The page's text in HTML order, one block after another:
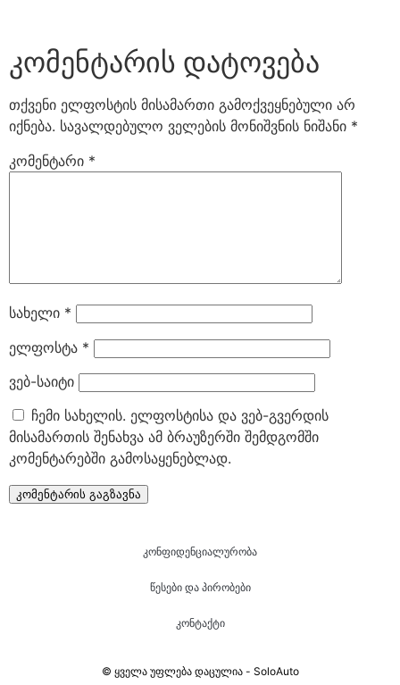
კომენტარის დატოვება
თქვენი ელფოსტის მისამართი გამოქვეყნებული არ
იქნება. სავალდებულო ველების მონიშვნის ნიშანი *
კომენტარი *
სახელი *
ელფოსტა *
ვებ-საიტი
ჩემი სახელის. ელფოსტისა და ვებ-გვერდის
მისამართის შენახვა ამ ბრაუზერში შემდგომში
კომენტარებში გამოსაყენებლად.
კონფიდენციალურობა
წესები და პირობები
კონტაქტი
© ყველა უფლება დაცულია - SoloAuto